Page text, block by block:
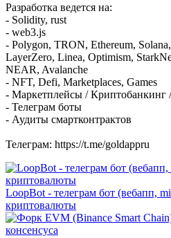
Разработка ведется на:
- Solidity, rust
- web3.js
- Polygon, TRON, Ethereum,
LayerZero, Linea, Optimism,
NEAR, Avalanche
- NFT, Defi, Marketplaces, Games
- Маркетплейсы / Криптобанкинг
- Телеграм боты
- Аудиты смартконтрактов
Телеграм: https://t.me/goldappru
LoopBot - телеграм бот (вебапп,
криптовалюты